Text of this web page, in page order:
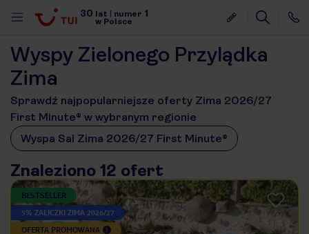
30 lat numer 1
w Polsce
Wyspy Zielonego Przylądka
Zima
Sprawdź najpopularniejsze oferty Zima 2026/27
First Minute® w wybranym regionie
Wyspa Sal Zima 2026/27 First Minute®
Znaleziono 12 ofert
BESTSELLER
5% ZALICZKI ZIMA 2026/27
OFERTA PROMOWANA